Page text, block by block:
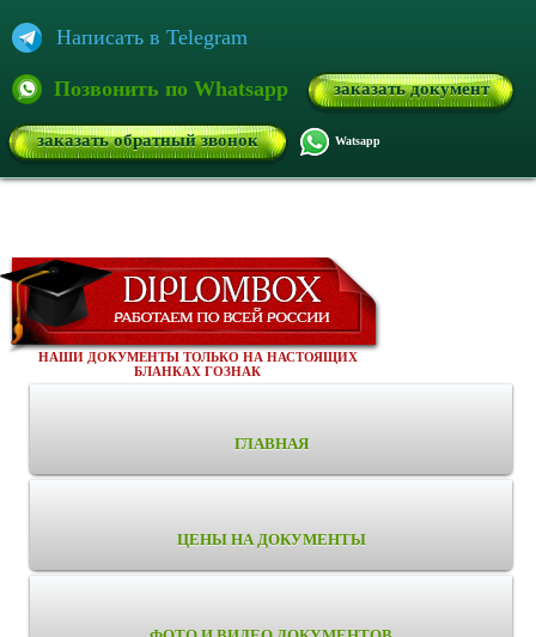
Написать в Telegram
Позвонить по Whatsapp заказать документ
заказать обратный звонок Watsapp
НАШИ ДОКУМЕНТЫ ТОЛЬКО НА НАСТОЯЩИХ
БЛАНКАХ ГОЗНАК
ГЛАВНАЯ
ЦЕНЫ НА ДОКУМЕНТЫ